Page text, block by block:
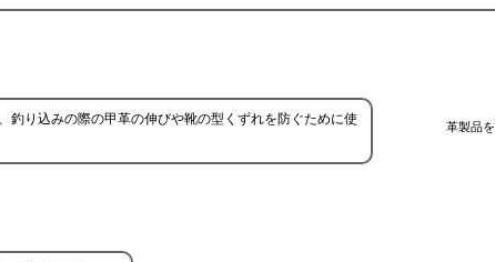
革製品
釣り込みの際の甲革の伸びや靴の型くずれを防ぐために使